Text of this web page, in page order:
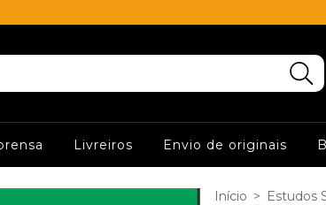
Livreiros Envio de originais
Início > Estudos